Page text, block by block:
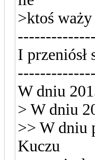
>ktoś
I
W dniu
> W dniu
>> W dniu
Kuczu